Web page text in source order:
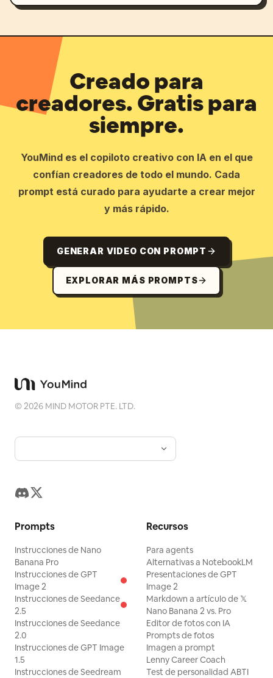
Creado para
creadores. Gratis para
siempre.
YouMind es el copiloto creativo con IA en el que
confían creadores de todo el mundo. Cada
prompt está curado para ayudarte a crear mejor
y más rápido.
GENERAR VIDEO CON PROMPT
EXPLORAR MÁS PROMPTS
©2026 MIND MOTOR PTE. LTD.
Prompts
Instrucciones de Nano
Banana Pro
Instrucciones de GPT
Image 2
Instrucciones de Seedance
2.5
Instrucciones de Seedance
2.0
Instrucciones de GPT Image
1.5
Instrucciones de Seedream
Recursos
Para agents
Alternativas a NotebookLM
Presentaciones de GPT
Image 2
Markdown a artículo de 𝕏
Nano Banana 2 vs. Pro
Editor de fotos con IA
Prompts de fotos
Imagen a prompt
Lenny Career Coach
Test de personalidad ABTI